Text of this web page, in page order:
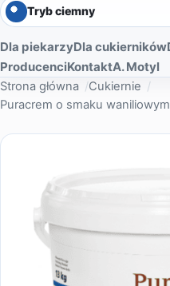
Tryb ciemny
Dla piekarzyDla cukierników
ProducenciKontaktA. Motyl
Strona główna
Cukiernie
Puracrem o smaku